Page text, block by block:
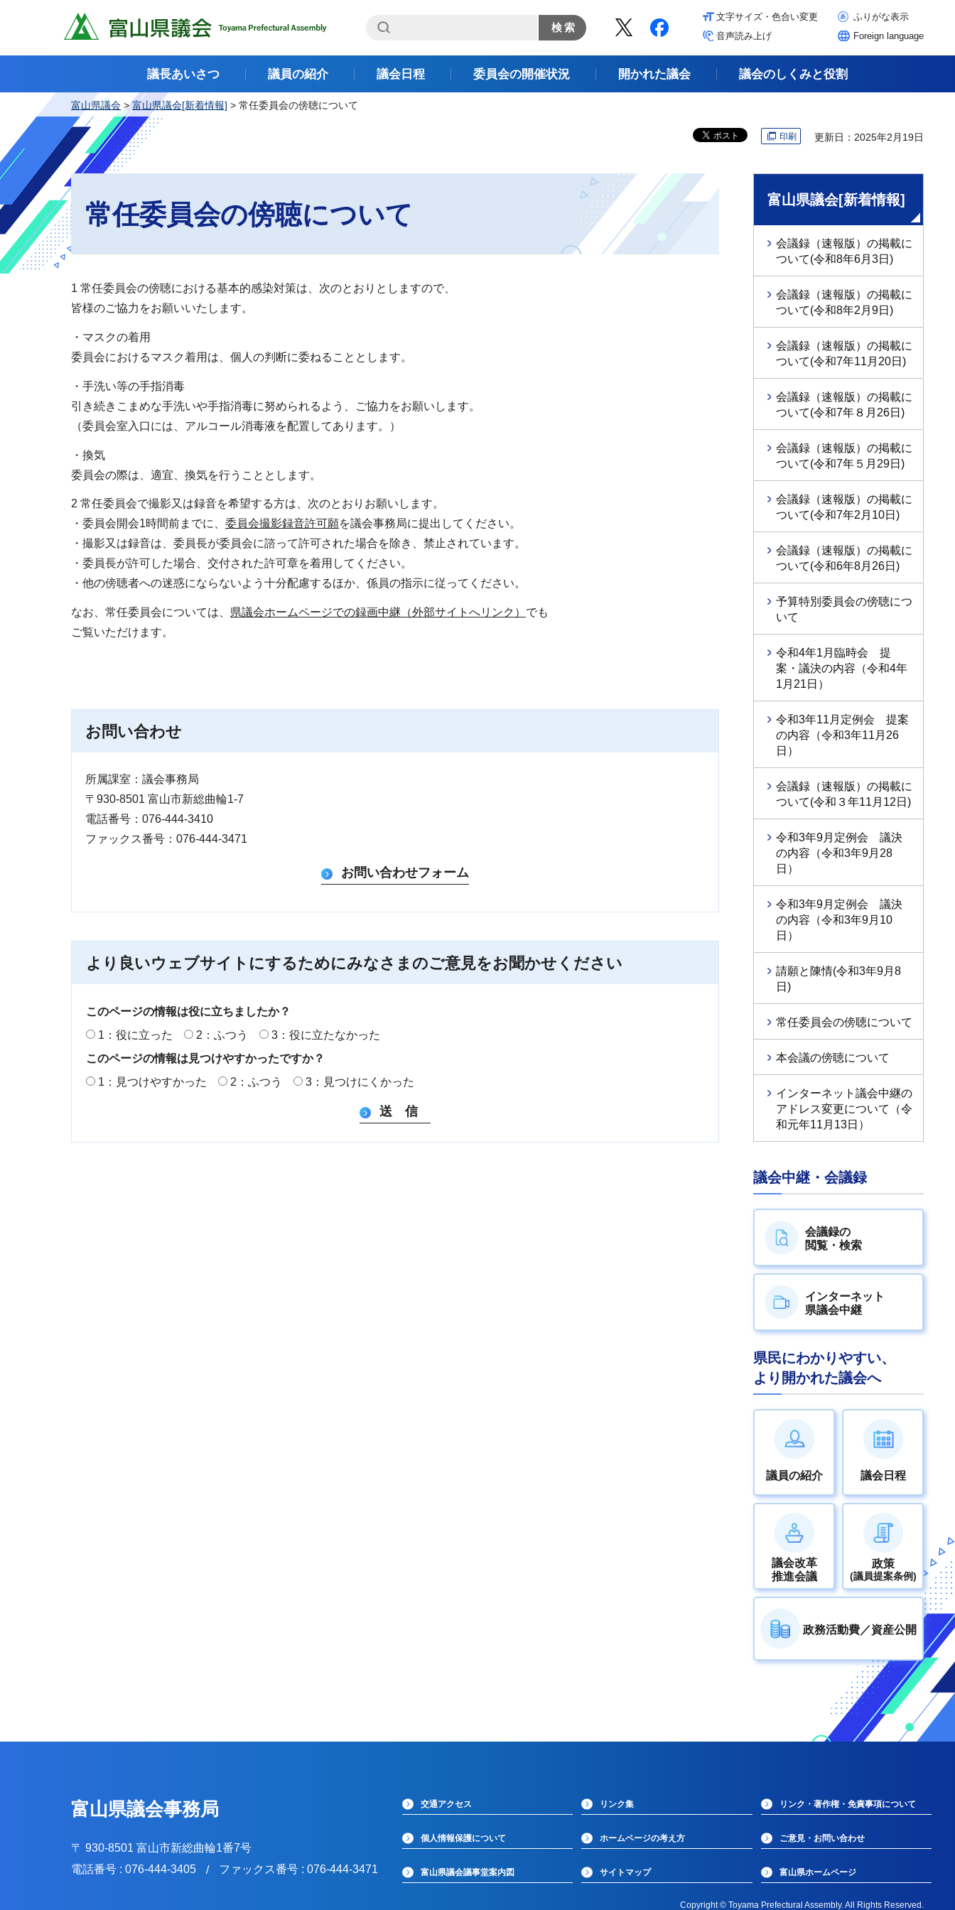
富山県議会 文字サイズ・色合い変更
ふりがな表示
音声読み上げ
Foreign language
議長あいさつ 議員の紹介 議会日程 委員会の開催状況 開かれた議会 議会のしくみと役割
富山県議会 >富山県議会[新着情報] > 常任委員会の傍聴について
印刷 更新日：2025年2月19日
常任委員会の傍聴について
1 常任委員会の傍聴における基本的感染対策は、次のとおりとしますので、
皆様のご協力をお願いいたします。
・マスクの着用
委員会におけるマスク着用は、個人の判断に委ねることとします。
・手洗い等の手指消毒
引き続きこまめな手洗いや手指消毒に努められるよう、ご協力をお願いします。
（委員会室入口には、アルコール消毒液を配置してあります。）
・換気
委員会の際は、適宜、換気を行うこととします。
2 常任委員会で撮影又は録音を希望する方は、次のとおりお願いします。
・委員会開会1時間前までに、 委員会撮影録音許可願を議会事務局に提出してください。
・撮影又は録音は、委員長が委員会に諮って許可された場合を除き、禁止されています。
・委員長が許可した場合、交付された許可章を着用してください。
・他の傍聴者への迷惑にならないよう十分配慮するほか、係員の指示に従ってください。
なお、常任委員会については、 県議会ホームページでの録画中継（外部サイトへリンク） でも
ご覧いただけます。
お問い合わせ
所属課室：議会事務局
〒930-8501 富山市新総曲輪1-7
電話番号：076-444-3410
ファックス番号：076-444-3471
より良いウェブサイトにするためにみなさまのご意見をお聞かせください
このページの情報は役に立ちましたか？
1：役に立った
2：ふつう
3：役に立たなかった
このページの情報は見つけやすかったですか？
1：見つけやすかった
2：ふつう 3：見つけにくかった
富山県議会[新着情報]
会議録（速報版）の掲載に
ついて(令和8年6月3日)
会議録（速報版）の掲載に
ついて(令和8年2月9日)
会議録（速報版）の掲載に
ついて(令和7年11月20日)
会議録（速報版）の掲載に
ついて(令和7年８月26日)
会議録（速報版）の掲載に
ついて(令和7年５月29日)
会議録（速報版）の掲載に
ついて(令和7年2月10日)
会議録（速報版）の掲載に
ついて(令和6年8月26日)
予算特別委員会の傍聴につ
いて
令和4年1月臨時会 提
案・議決の内容（令和4年
1月21日）
令和3年11月定例会 提案
の内容（令和3年11月26
日）
会議録（速報版）の掲載に
ついて(令和３年11月12日)
令和3年9月定例会 議決
の内容（令和3年9月28
日）
令和3年9月定例会 議決
の内容（令和3年9月10
日）
請願と陳情(令和3年9月8
日)
常任委員会の傍聴について
本会議の傍聴について
インターネット議会中継の
アドレス変更について（令
和元年11月13日）
議会中継・会議録
会議録の
閲覧・検索
インターネット
県議会中継
県民にわかりやすい、
より開かれた議会へ
議員の紹介 議会日程
議会改革
推進会議
政策
(議員提案条例)
政務活動費／資産公開
富山県議会事務局
〒 930-8501 富山市新総曲輪1番7号
電話番号 : 076-444-3405
/ ファックス番号 : 076-444-3471
交通アクセス リンク集 リンク・著作権・免責事項について
個人情報保護について ホームページの考え方 ご意見・お問い合わせ
富山県議会議事堂案内図 サイトマップ 富山県ホームページ
Copyright © Toyama Prefectural Assembly. All Rights Reserved.